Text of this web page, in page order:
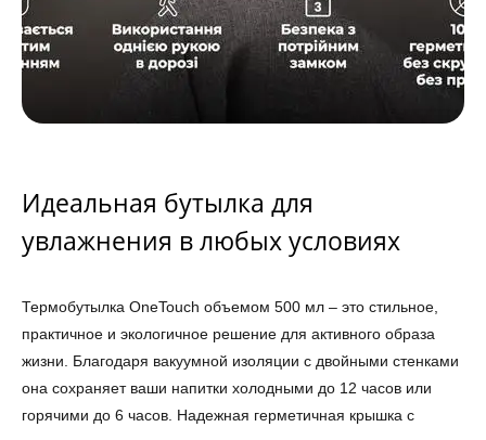
Идеальная бутылка для
увлажнения в любых условиях
Термобутылка OneTouch объемом 500 мл – это стильное,
практичное и экологичное решение для активного образа
жизни. Благодаря вакуумной изоляции с двойными стенками
она сохраняет ваши напитки холодными до 12 часов или
горячими до 6 часов. Надежная герметичная крышка с